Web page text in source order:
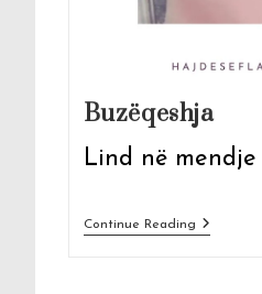
Buzëqeshja
Lind në mendje
Continue Reading